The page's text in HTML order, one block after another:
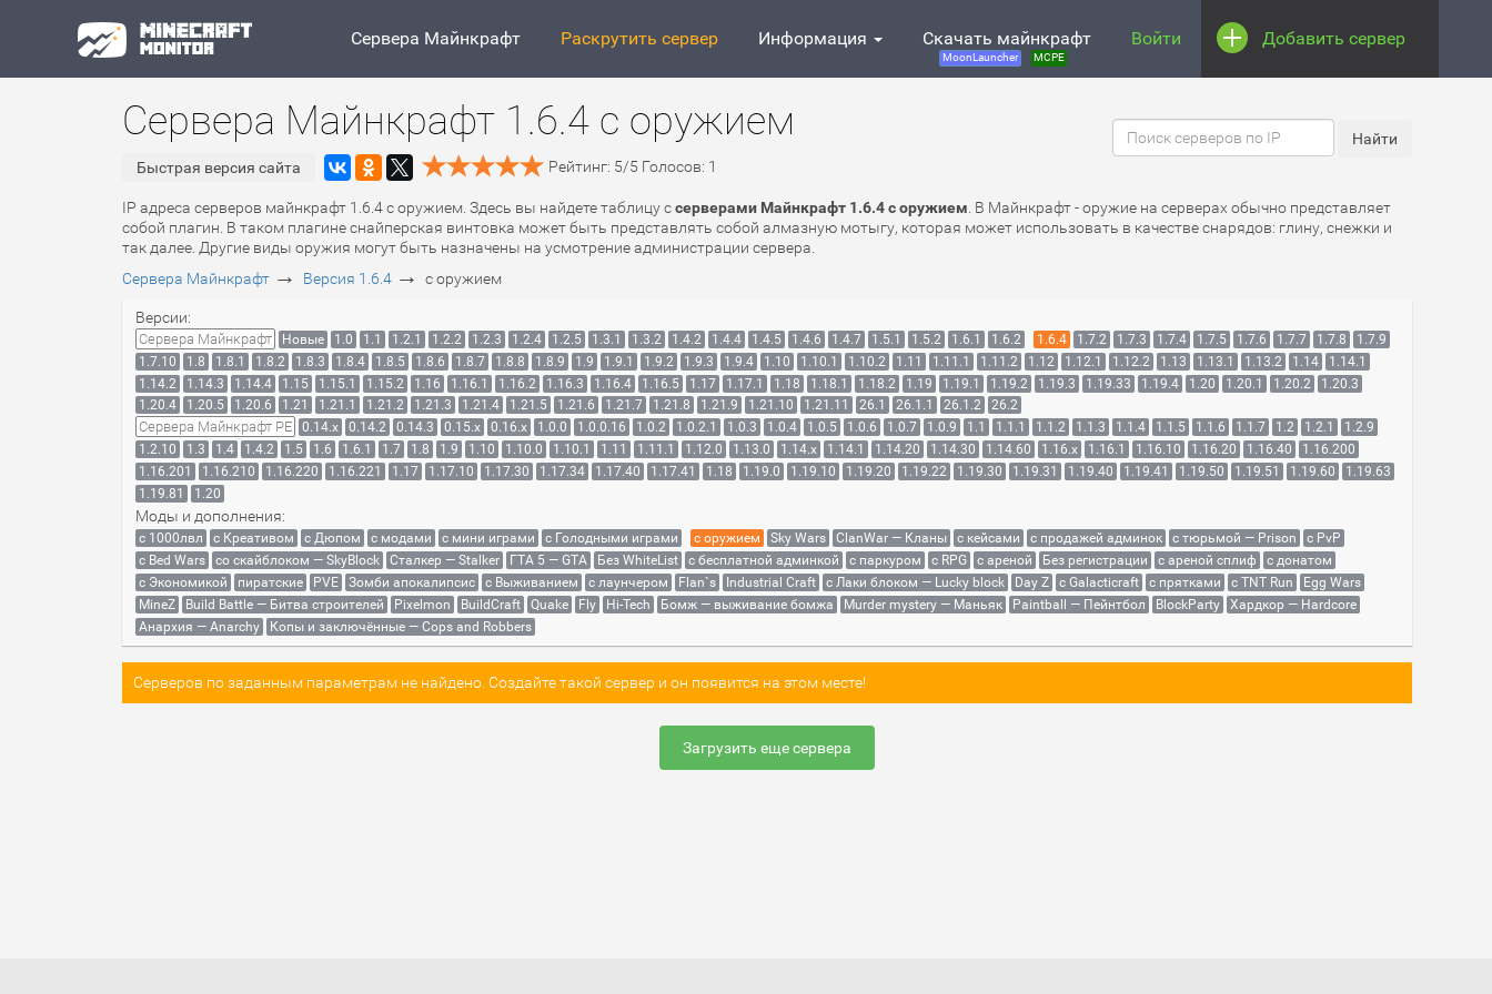
Сервера Майнкрафт Раскрутить сервер Информация Скачать майнкрафт
MoonLauncher MCPE
Войти Добавить сервер
Сервера Майнкрафт 1.6.4 с оружием
Быстрая версия сайта Рейтинг: 5/5 Голосов: 1
IP адреса серверов майнкрафт 1.6.4 с оружием. Здесь вы найдете таблицу ссерверами Майнкрафт 1.6.4 с оружием . В Майнкрафт - оружие на серверах обычно представляет
собой плагин. В таком плагине снайперская винтовка может быть представлять собой алмазную мотыгу, которая может использовать в качестве снарядов: глину, снежки и
так далее. Другие виды оружия могут быть назначены на усмотрение администрации сервера.
Сервера Майнкрафт → Версия 1.6.4 → с оружием
Версии:
Сервера Майнкрафт Новые 1.0 1.1 1.2.1 1.2.2 1.2.3 1.2.4 1.2.5 1.3.1 1.3.2 1.4.2 1.4.4 1.4.5 1.4.6 1.4.7 1.5.1 1.5.2 1.6.1 1.6.2 1.6.4 1.7.2 1.7.3 1.7.4 1.7.5 1.7.6 1.7.7 1.7.8
1.7.9
1.7.10
1.8 1.8.1 1.8.2 1.8.3 1.8.4 1.8.5 1.8.6 1.8.7 1.8.8 1.8.9 1.9 1.9.1 1.9.2 1.9.3 1.9.4 1.10 1.10.1 1.10.2 1.11 1.11.1 1.11.2 1.12 1.12.1 1.12.2 1.13 1.13.1 1.13.2 1.14
1.14.1
1.14.2
1.14.3 1.14.4 1.15 1.15.1 1.15.2 1.16 1.16.1 1.16.2 1.16.3 1.16.4 1.16.5 1.17 1.17.1 1.18 1.18.1 1.18.2 1.19 1.19.1 1.19.2 1.19.3 1.19.33 1.19.4 1.20 1.20.1 1.20.2
1.20.3
1.20.4
1.20.5 1.20.6 1.21 1.21.1 1.21.2 1.21.3 1.21.4 1.21.5 1.21.6 1.21.7 1.21.8 1.21.9 1.21.10 1.21.11 26.1 26.1.1 26.1.2 26.2
Сервера Майнкрафт PE 0.14.x 0.14.2 0.14.3 0.15.x 0.16.x 1.0.0 1.0.0.16 1.0.2 1.0.2.1 1.0.3 1.0.4 1.0.5 1.0.6 1.0.7 1.0.9 1.1 1.1.1 1.1.2 1.1.3 1.1.4 1.1.5 1.1.6 1.1.7 1.2 1.2.1
1.2.9
1.2.10
1.3 1.4 1.4.2 1.5 1.6 1.6.1 1.7 1.8 1.9 1.10 1.10.0 1.10.1 1.11 1.11.1 1.12.0 1.13.0 1.14.x 1.14.1 1.14.20 1.14.30 1.14.60 1.16.x 1.16.1 1.16.10 1.16.20 1.16.40
1.16.200
1.16.201
1.16.210 1.16.220 1.16.221 1.17 1.17.10 1.17.30 1.17.34 1.17.40 1.17.41 1.18 1.19.0 1.19.10 1.19.20 1.19.22 1.19.30 1.19.31 1.19.40 1.19.41 1.19.50 1.19.51 1.19.60
1.19.63
1.19.81
1.20
Моды и дополнения:
с 1000лвл c Креативом с Дюпом с модами с мини играми с Голодными играми с оружием Sky Wars ClanWar — Кланы с кейсами с продажей админок с тюрьмой — Prison
с PvP
с Bed Wars
со скайблоком — SkyBlock Сталкер — Stalker ГТА 5 — GTA Без WhiteList с бесплатной админкой с паркуром с RPG с ареной Без регистрации с ареной сплиф
с донатом
с Экономикой
пиратские PVE Зомби апокалипсис с Выживанием с лаунчером Flan`s Industrial Craft с Лаки блоком — Lucky block Day Z с Galacticraft с прятками с TNT Run
Egg Wars
MineZ
Build Battle — Битва строителей Pixelmon BuildCraft Quake Fly Hi-Tech Бомж — выживание бомжа Murder mystery — Маньяк Paintball — Пейнтбол BlockParty
Хардкор — Hardcore
Анархия — Anarchy
Копы и заключённые — Cops and Robbers
Серверов по заданным параметрам не найдено. Создайте такой сервер и он появится на этом месте!
Загрузить еще сервера